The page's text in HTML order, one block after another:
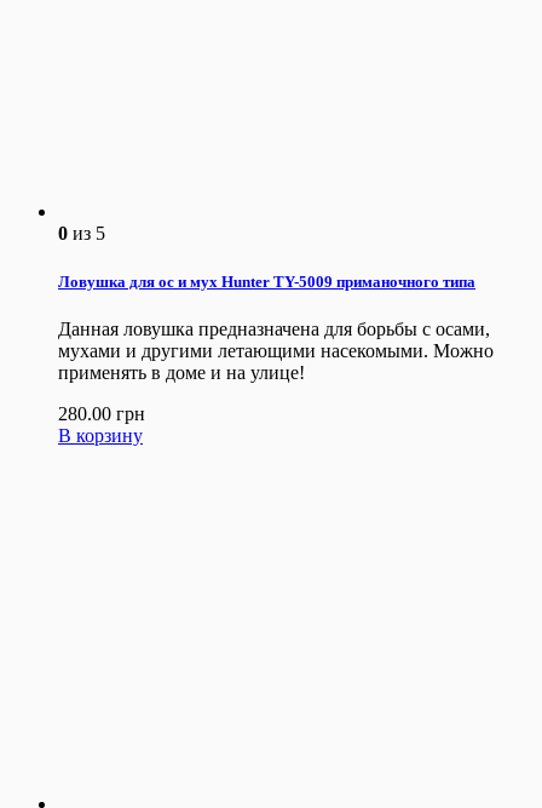
0 из 5
Ловушка для ос и мух Hunter TY-5009 приманочного типа
Данная ловушка предназначена для борьбы с осами,
мухами и другими летающими насекомыми. Можно
применять в доме и на улице!
280.00 грн
В корзину